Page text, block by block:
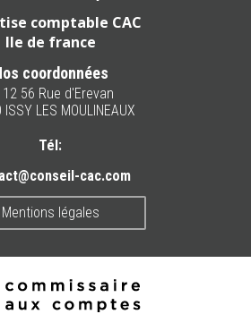
comptable CAC
Ile de france
coordonnées
56 Rue d'Erevan
LES MOULINEAUX
Tél:
cac.com
Mentions légales